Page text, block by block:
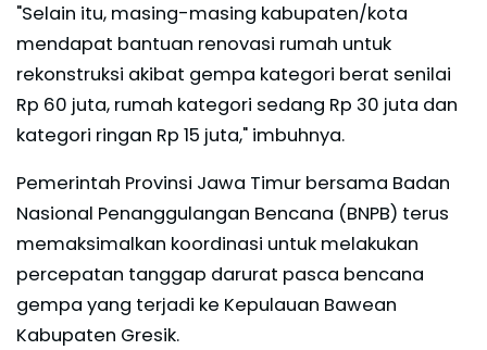
"Selain itu, masing-masing kabupaten/kota
mendapat bantuan renovasi rumah untuk
rekonstruksi akibat gempa kategori berat senilai
Rp 60 juta, rumah kategori sedang Rp 30 juta dan
kategori ringan Rp 15 juta," imbuhnya.
Pemerintah Provinsi Jawa Timur bersama Badan
Nasional Penanggulangan Bencana (BNPB) terus
memaksimalkan koordinasi untuk melakukan
percepatan tanggap darurat pasca bencana
gempa yang terjadi ke Kepulauan Bawean
Kabupaten Gresik.